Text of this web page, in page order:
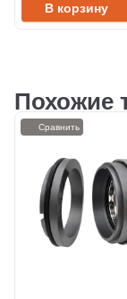
В корзину
Похожие
Сравнить